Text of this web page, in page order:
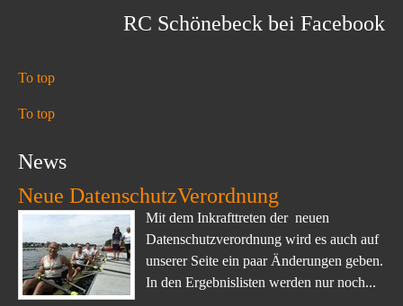
RC Schönebeck bei Facebook
To top
To top
News
Neue DatenschutzVerordnung
Mit dem Inkrafttreten der neuen
Datenschutzverordnung wird es auch auf
unserer Seite ein paar Änderungen geben.
In den Ergebnislisten werden nur noch...